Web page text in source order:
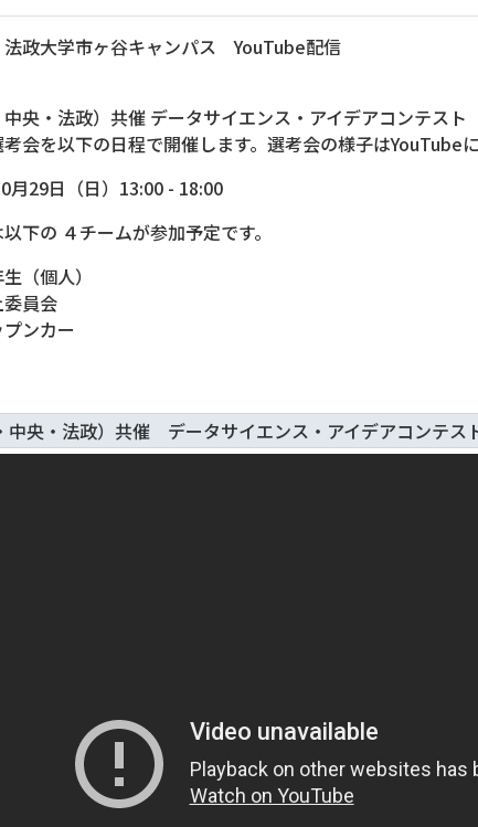
法政大学市ヶ谷キャンパス YouTube配信
央・法政）共催 データサイエンス・アイデアコンテス
会を以下の日程で開催します。選考会の様子はYouTubeに
月29日（日）13:00 - 18:00
下の ４チームが参加予定です。
（個人）
委員会
ンカー
中央・法政）共催 データサイエンス・アイデアコンテ